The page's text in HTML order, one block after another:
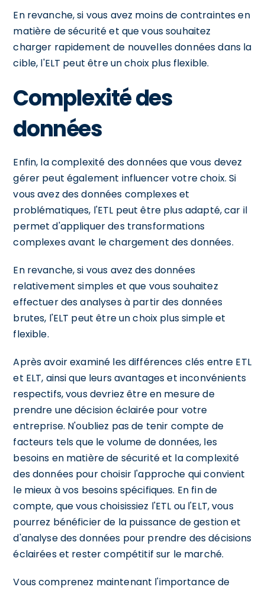
En revanche, si vous avez moins de contraintes en
matière de sécurité et que vous souhaitez
charger rapidement de nouvelles données dans la
cible, l'ELT peut être un choix plus flexible.
Complexité des
données
Enfin, la complexité des données que vous devez
gérer peut également influencer votre choix. Si
vous avez des données complexes et
problématiques, l'ETL peut être plus adapté, car il
permet d'appliquer des transformations
complexes avant le chargement des données.
En revanche, si vous avez des données
relativement simples et que vous souhaitez
effectuer des analyses à partir des données
brutes, l'ELT peut être un choix plus simple et
flexible.
Après avoir examiné les différences clés entre ETL
et ELT, ainsi que leurs avantages et inconvénients
respectifs, vous devriez être en mesure de
prendre une décision éclairée pour votre
entreprise. N'oubliez pas de tenir compte de
facteurs tels que le volume de données, les
besoins en matière de sécurité et la complexité
des données pour choisir l'approche qui convient
le mieux à vos besoins spécifiques. En fin de
compte, que vous choisissiez l'ETL ou l'ELT, vous
pourrez bénéficier de la puissance de gestion et
d'analyse des données pour prendre des décisions
éclairées et rester compétitif sur le marché.
Vous comprenez maintenant l'importance de